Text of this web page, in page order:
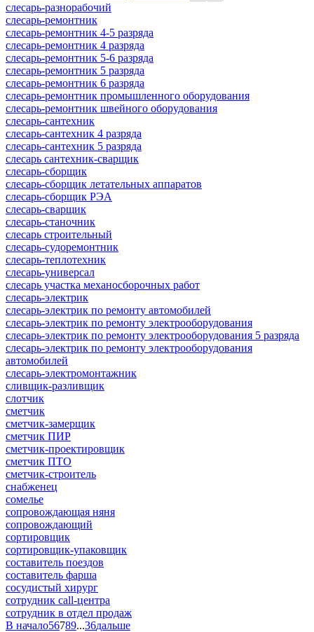
слесарь-разнорабочий
слесарь-ремонтник
слесарь-ремонтник 4-5 разряда
слесарь-ремонтник 4 разряда
слесарь-ремонтник 5-6 разряда
слесарь-ремонтник 5 разряда
слесарь-ремонтник 6 разряда
слесарь-ремонтник промышленного оборудования
слесарь-ремонтник швейного оборудования
слесарь-сантехник
слесарь-сантехник 4 разряда
слесарь-сантехник 5 разряда
слесарь сантехник-сварщик
слесарь-сборщик
слесарь-сборщик летательных аппаратов
слесарь-сборщик РЭА
слесарь-сварщик
слесарь-станочник
слесарь строительный
слесарь-судоремонтник
слесарь-теплотехник
слесарь-универсал
слесарь участка механосборочных работ
слесарь-электрик
слесарь-электрик по ремонту автомобилей
слесарь-электрик по ремонту электрооборудования
слесарь-электрик по ремонту электрооборудования 5 разряда
слесарь-электрик по ремонту электрооборудования
автомобилей
слесарь-электромонтажник
сливщик-разливщик
слотчик
сметчик
сметчик-замерщик
сметчик ПИР
сметчик-проектировщик
сметчик ПТО
сметчик-строитель
снабженец
сомелье
сопровождающая няня
сопровождающий
сортировщик
сортировщик-упаковщик
составитель поездов
составитель фарша
сосудистый хирург
сотрудник call-центра
сотрудник в отдел продаж
В начало56789...36дальше